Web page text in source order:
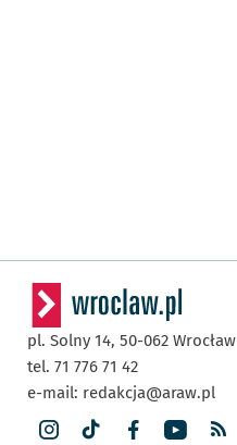
pl. Solny 14, 50-062 Wrocław
tel. 71 776 71 42
e-mail: redakcja@araw.pl